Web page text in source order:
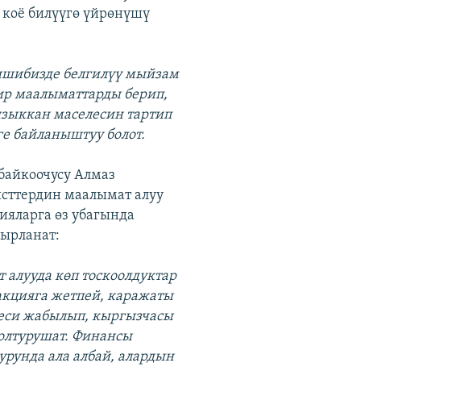
билүүгө үйрөнүшү
белгилүү мыйзам
маалыматтарды берип,
маселесин тартип
байланыштуу болот.
Алмаз
маалымат алуу
өз убагында
көп тоскоолдуктар
жетпей, каражаты
жабылып, кыргызчасы
Финансы
ала албай, алардын